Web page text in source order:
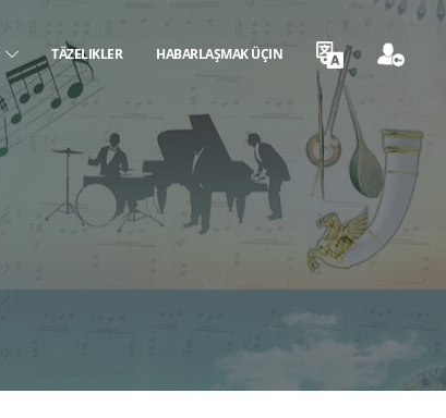
TÄZELIKLER HABARLAŞMAK ÜÇIN